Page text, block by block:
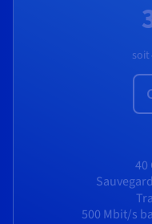
soit
40
500 Mbit/s